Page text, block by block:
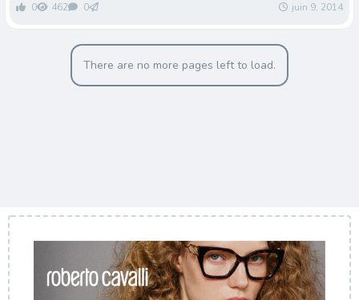
0 462 0 juin 9, 2014
There are no more pages left to load.